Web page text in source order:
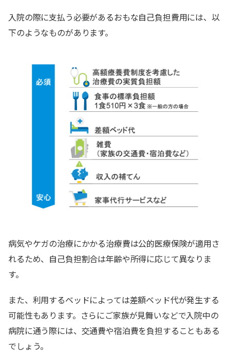
入院の際に支払う必要があるおもな自己負担費用には、以
下のようなものがあります。
病気やケガの治療にかかる治療費は公的医療保険が適用さ
れるため、自己負担割合は年齢や所得に応じて異なりま
す。
また、利用するベッドによっては差額ベッド代が発生する
可能性もあります。さらにご家族が見舞いなどで入院中の
病院に通う際には、交通費や宿泊費を負担することもある
でしょう。